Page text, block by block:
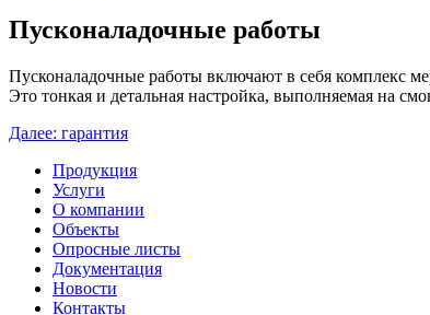
Пусконаладочные работы
Пусконаладочные работы включают в себя комплекс
Это тонкая и детальная настройка, выполняемая на
Далее: гарантия
Продукция
Услуги
О компании
Объекты
Опросные листы
Документация
Новости
Контакты